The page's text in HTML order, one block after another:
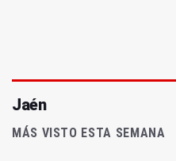
Jaén
MÁS VISTO ESTA SEMANA